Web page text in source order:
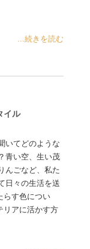
...続きを読む
イル
いてどのような
青い空、生い茂
んごなど、私た
日々の生活を送
らす色につい
リアに活かす方